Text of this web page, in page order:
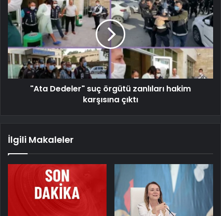
"Ata Dedeler" suç örgütü zanlıları hakim
karşısına çıktı
İlgili Makaleler